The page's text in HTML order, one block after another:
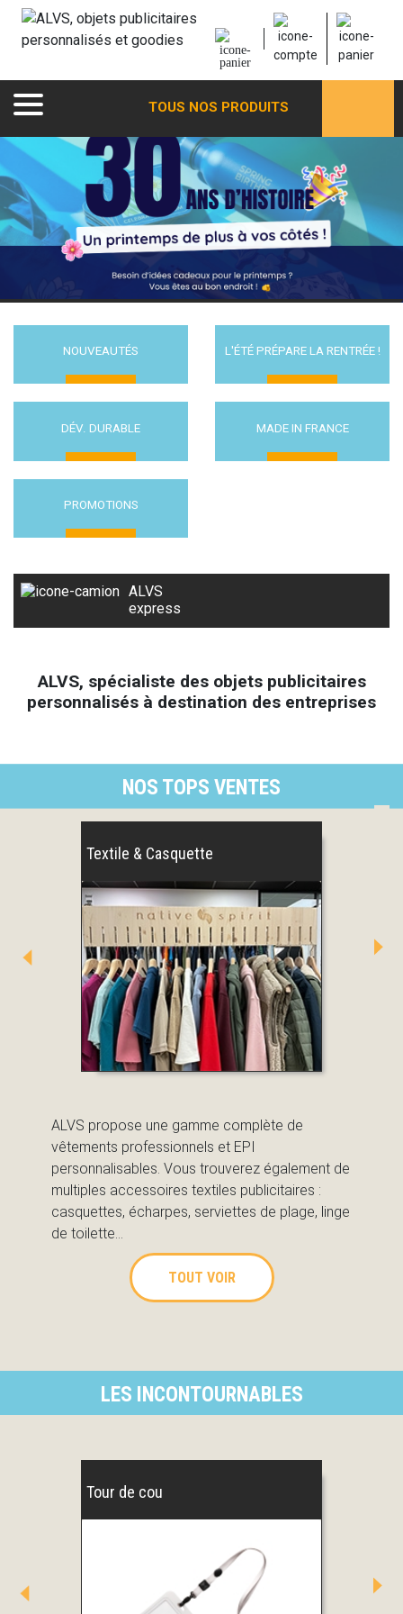
TOUS NOS PRODUITS
NOUVEAUTÉS L'ÉTÉ PRÉPARE LA RENTRÉE !
DÉV. DURABLE MADE IN FRANCE
PROMOTIONS
ALVS
express
ALVS, spécialiste des objets publicitaires
personnalisés à destination des entreprises
NOS TOPS VENTES
Textile & Casquette
ALVS propose une gamme complète de
vêtements professionnels et EPI
personnalisables . Vous trouverez également de
multiples accessoires textiles publicitaires :
casquettes, écharpes, serviettes de plage, linge
de toilette…
TOUT VOIR
LES INCONTOURNABLES
Tour de cou